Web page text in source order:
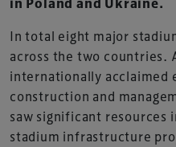
In total eight major
across the two countries.
internationally acclaimed
construction and
saw significant resources
stadium infrastructure